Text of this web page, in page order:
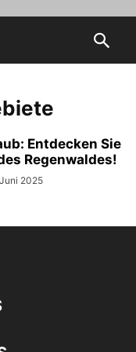
Entdecken Sie
Regenwaldes!
2025